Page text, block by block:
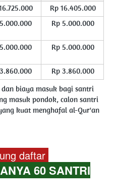
Rp 16.405.000
Rp 5.000.000
Rp 5.000.000
Rp 3.860.000
biaya masuk bagi santri
masuk pondok, calon santri
kuat menghafal al-Qur'an
daftar
60 SANTRI